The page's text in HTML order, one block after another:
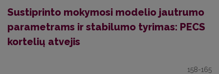
Sustiprinto mokymosi modelio jautrumo
parametrams ir stabilumo tyrimas: PECS
kortelių atvejis
158-165